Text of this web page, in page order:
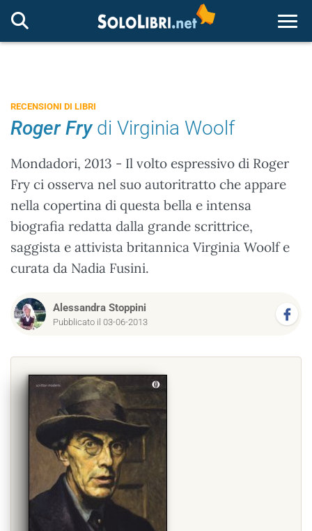
RECENSIONI DI LIBRI
Roger Frydi Virginia Woolf
Mondadori, 2013 - Il volto espressivo di Roger
Fry ci osserva nel suo autoritratto che appare
nella copertina di questa bella e intensa
biografia redatta dalla grande scrittrice,
saggista e attivista britannica Virginia Woolf e
curata da Nadia Fusini.
Alessandra Stoppini
Pubblicato il 03-06-2013